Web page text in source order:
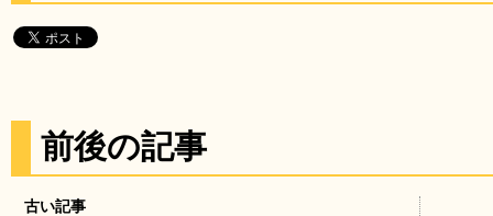
前後の記事
古い記事